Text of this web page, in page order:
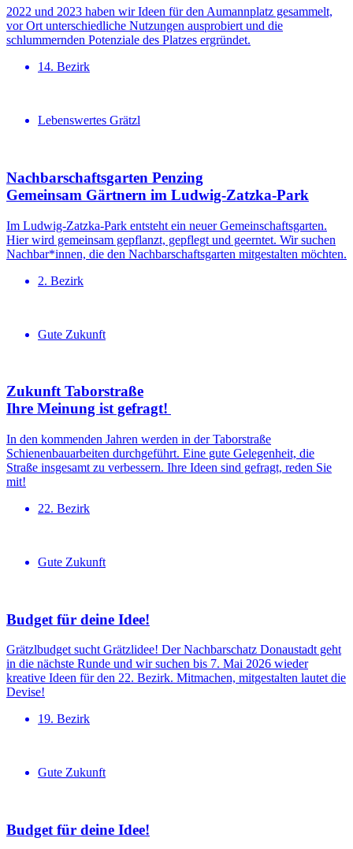
2022 und 2023 haben wir Ideen für den Aumannplatz gesammelt,
vor Ort unterschiedliche Nutzungen ausprobiert und die
schlummernden Potenziale des Platzes ergründet.
14. Bezirk
Lebenswertes Grätzl
Nachbar­schafts­garten Penzing
Gemeinsam Gärtnern im Ludwig-Zatzka-Park
Im Ludwig-Zatzka-Park entsteht ein neuer Gemeinschaftsgarten.
Hier wird gemeinsam gepflanzt, gepflegt und geerntet. Wir suchen
Nachbar*innen, die den Nachbarschaftsgarten mitgestalten möchten.
2. Bezirk
Gute Zukunft
Zukunft Taborstraße
Ihre Meinung ist gefragt!
In den kommenden Jahren werden in der Taborstraße
Schienenbauarbeiten durchgeführt. Eine gute Gelegenheit, die
Straße insgesamt zu verbessern. Ihre Ideen sind gefragt, reden Sie
mit!
22. Bezirk
Gute Zukunft
Budget für deine Idee!
Grätzlbudget sucht Grätzlidee! Der Nachbarschatz Donaustadt geht
in die nächste Runde und wir suchen bis 7. Mai 2026 wieder
kreative Ideen für den 22. Bezirk. Mitmachen, mitgestalten lautet die
Devise!
19. Bezirk
Gute Zukunft
Budget für deine Idee!